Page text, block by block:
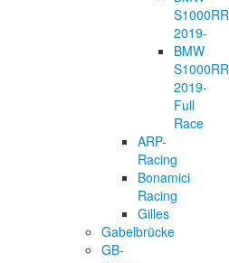
S1000RR
2019-
BMW
S1000RR
2019-
Full
Race
ARP-
Racing
Bonamici
Racing
Gilles
Gabelbrücke
GB-